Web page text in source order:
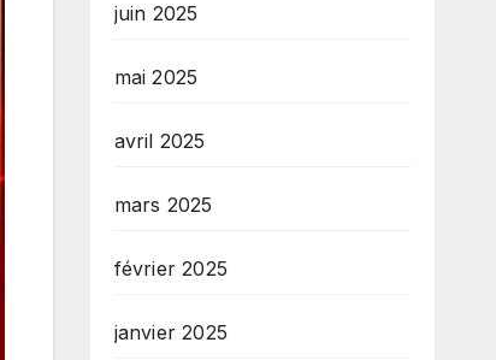
juin 2025
mai 2025
avril 2025
mars 2025
février 2025
janvier 2025